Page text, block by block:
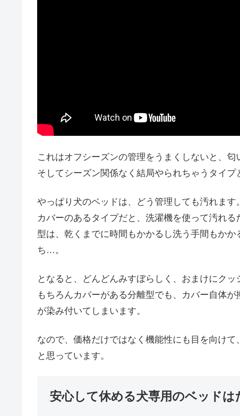
これはオフシーズンの管理をうまくしないと、匂
そしてシーズン関係なく結局やられちゃうタイプ
やっぱり犬のベッドは、どう管理しても汚れます。
カバーのあるタイプだと、洗濯機を使って汚れ
型は、乾くまでに時間もかかるし洗う手間もか
ち…。
となると、どんどんみすぼらしく、おまけにク
もちろんカバーがある分離型でも、カバー自体
が染み付いてしまいます。
なので、価格だけではなく機能性にも目を向け
と思っています。
安心して休める犬専用のベッド